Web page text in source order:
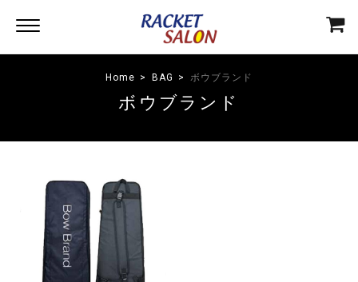
Home BAG ボウブランド
ボウブランド